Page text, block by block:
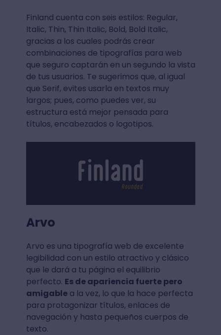
Finland cuenta con seis estilos: Regular,
Italic, Thin, Thin Italic, Bold, Bold Italic,
gracias a los cuales podrás crear
combinaciones de tipografías para web
que seguro captarán en un segundo la vista
de tus usuarios. Te sugerimos que, al igual
que Serif, evites usarla en textos muy
largos; pues, como puedes ver, su
estructura está mejor pensada para
títulos, encabezados o logotipos.
Arvo
Arvo es una tipografía web de excelente
legibilidad con un estilo atractivo y clásico
que le dará a tu página el equilibrio
perfecto. Es de apariencia fuerte pero
amigablea la vez, lo que la hace perfecta
para protagonizar títulos, enlaces de
navegación y hasta pequeños cuerpos de
texto.